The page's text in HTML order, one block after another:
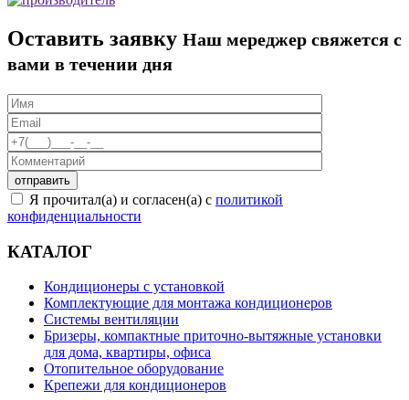
Оставить заявку Наш мереджер свяжется с
вами в течении дня
Я прочитал(а) и согласен(а) с политикой
конфиденциальности
КАТАЛОГ
Кондиционеры с установкой
Комплектующие для монтажа кондиционеров
Системы вентиляции
Бризеры, компактные приточно-вытяжные установки
для дома, квартиры, офиса
Отопительное оборудование
Крепежи для кондиционеров